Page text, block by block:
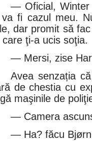
— Oficial, Winter
fi cazul meu.
dar promit să
care ţi‑a ucis soţia.
— Mersi, zise
Avea senzația
de chestia cu
maşinile de
— Camera
— Ha? făcu